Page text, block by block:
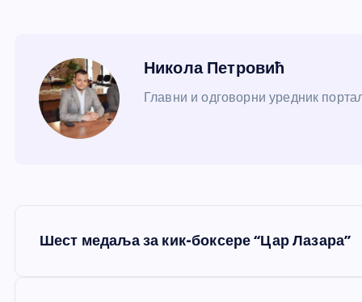
Никола Петровић
Главни и одговорни уредник
Шест медаља за кик-боксере “Цар Лазара”